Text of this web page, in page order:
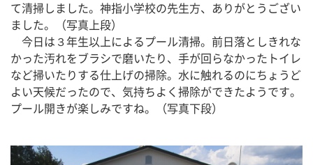
て清掃しました。神指小学校の先生方、ありがとうござい
ました。（写真上段）
今日は３年生以上によるプール清掃。前日落としきれな
かった汚れをブラシで磨いたり、手が回らなかったトイレ
など掃いたりする仕上げの掃除。水に触れるのにちょうど
よい天候だったので、気持ちよく掃除ができたようです。
プール開きが楽しみですね。（写真下段）